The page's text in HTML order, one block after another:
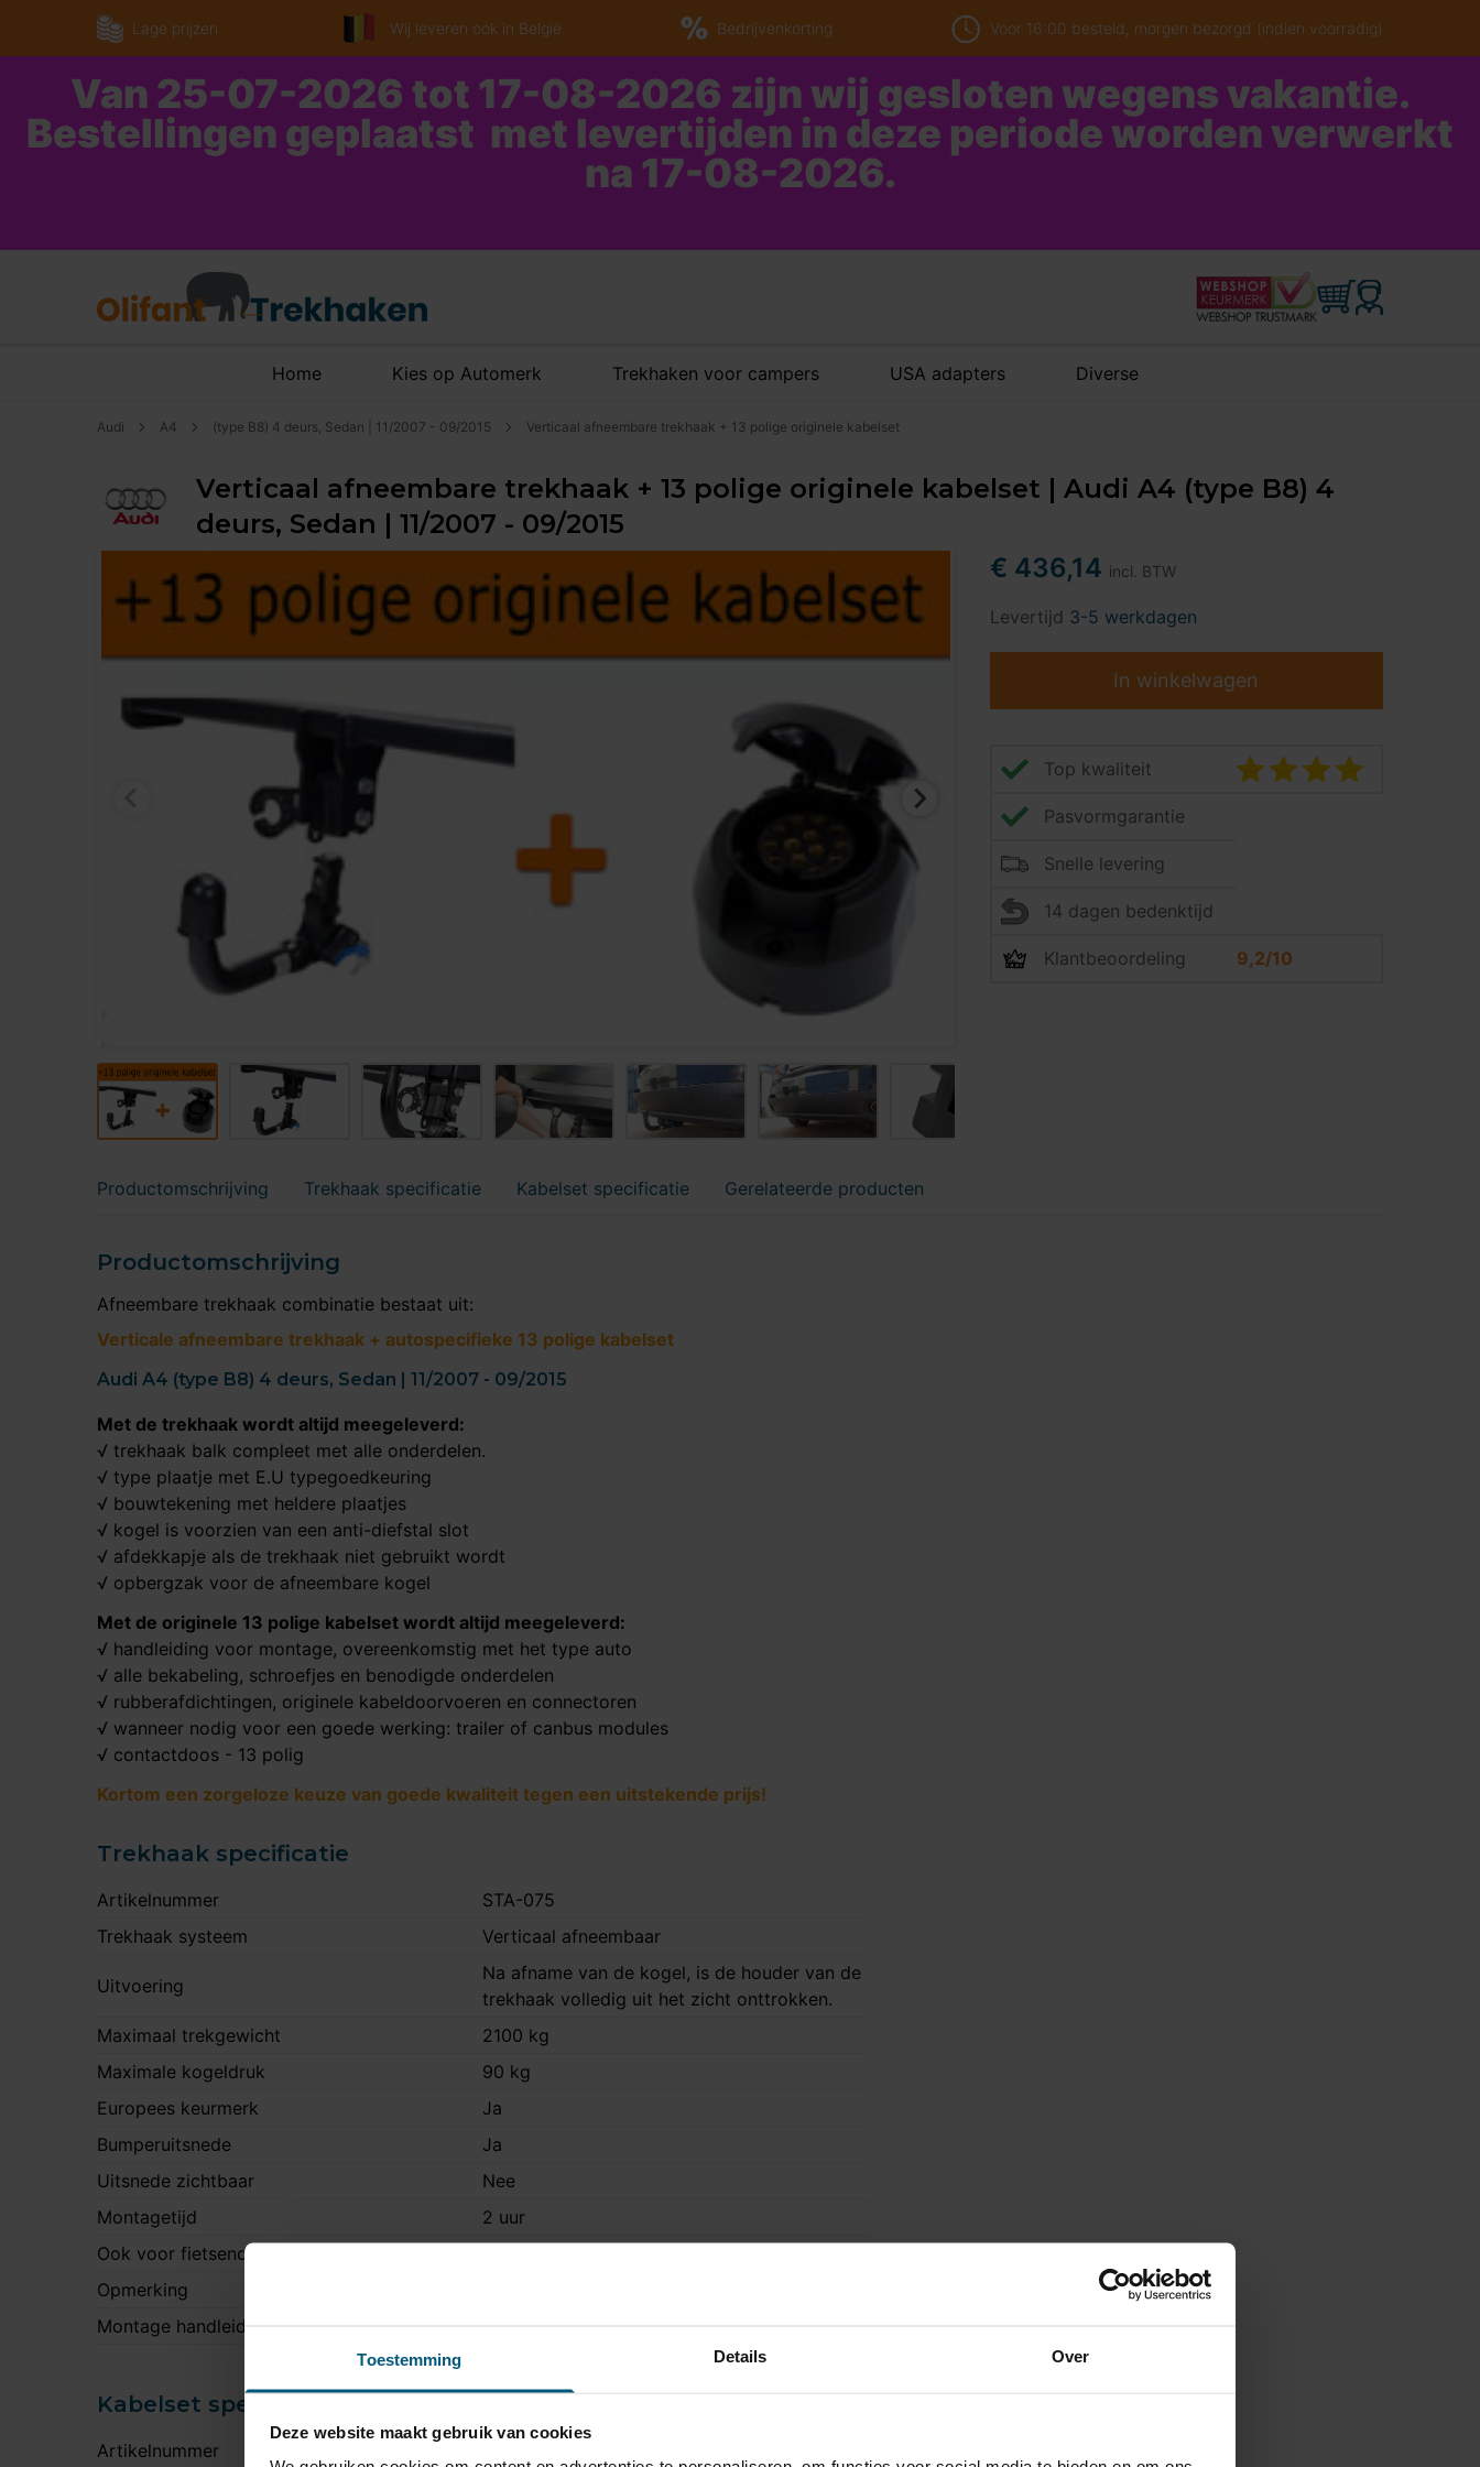
Toestemming Details Over
Deze website maakt gebruik van cookies
Lage prijzen Wij leveren ook in België Bedrijvenkorting Voor 16:00 besteld, morgen bezorgd (indien voorradig)
Van 25-07-2026 tot 17-08-2026 zijn wij gesloten wegens vakantie.
Bestellingen geplaatst met levertijden in deze periode worden verwerkt
na 17-08-2026.
Home Kies op Automerk Trekhaken voor campers USA adapters Diverse
Audi A4 (type B8) 4 deurs, Sedan | 11/2007 - 09/2015 Verticaal afneembare trekhaak + 13 polige originele kabelset
Verticaal afneembare trekhaak + 13 polige originele kabelset | Audi A4 (type B8) 4
deurs, Sedan | 11/2007 - 09/2015
€ 436,14 incl. BTW
Levertijd 3-5 werkdagen
In winkelwagen
Top kwaliteit
Pasvormgarantie
Snelle levering
14 dagen bedenktijd
Klantbeoordeling 9,2/10
Productomschrijving Trekhaak specificatie Kabelset specificatie Gerelateerde producten
Productomschrijving
Afneembare trekhaak combinatie bestaat uit:
Verticale afneembare trekhaak + autospecifieke 13 polige kabelset
Audi A4 (type B8) 4 deurs, Sedan | 11/2007 - 09/2015
Met de trekhaak wordt altijd meegeleverd:
√ trekhaak balk compleet met alle onderdelen.
√ type plaatje met E.U typegoedkeuring
√ bouwtekening met heldere plaatjes
√ kogel is voorzien van een anti-diefstal slot
√ afdekkapje als de trekhaak niet gebruikt wordt
√ opbergzak voor de afneembare kogel
Met de originele 13 polige kabelset wordt altijd meegeleverd:
√ handleiding voor montage, overeenkomstig met het type auto
√ alle bekabeling, schroefjes en benodigde onderdelen
√ rubberafdichtingen, originele kabeldoorvoeren en connectoren
√ wanneer nodig voor een goede werking: trailer of canbus modules
√ contactdoos - 13 polig
Kortom een zorgeloze keuze van goede kwaliteit tegen een uitstekende prijs!
Trekhaak specificatie
Artikelnummer
STA-075
Trekhaak systeem
Verticaal afneembaar
Uitvoering
Na afname van de kogel, is de houder van de
trekhaak volledig uit het zicht onttrokken.
Maximaal trekgewicht
2100 kg
Maximale kogeldruk
90 kg
Europees keurmerk
Ja
Bumperuitsnede
Ja
Uitsnede zichtbaar
Nee
Montagetijd
2 uur
Ook voor fietsendrager
Opmerking
Montage handleiding
Kabelset specificatie
Artikelnummer